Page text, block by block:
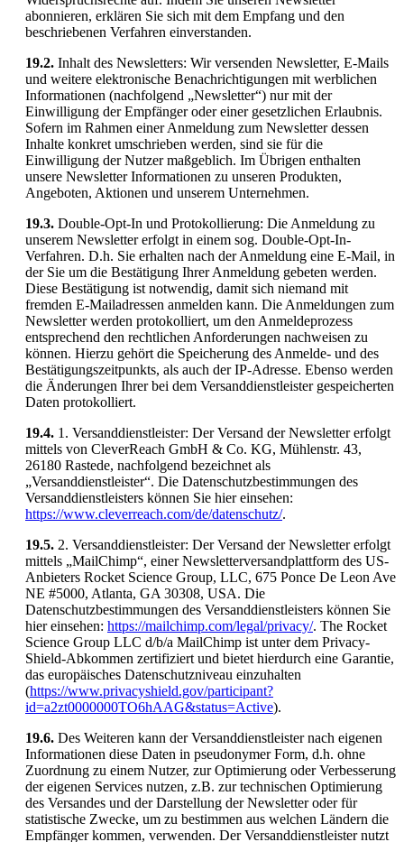
abonnieren, erklären Sie sich mit dem Empfang und den
beschriebenen Verfahren einverstanden.
19.2. Inhalt des Newsletters: Wir versenden Newsletter, E-Mails
und weitere elektronische Benachrichtigungen mit werblichen
Informationen (nachfolgend „Newsletter“) nur mit der
Einwilligung der Empfänger oder einer gesetzlichen Erlaubnis.
Sofern im Rahmen einer Anmeldung zum Newsletter dessen
Inhalte konkret umschrieben werden, sind sie für die
Einwilligung der Nutzer maßgeblich. Im Übrigen enthalten
unsere Newsletter Informationen zu unseren Produkten,
Angeboten, Aktionen und unserem Unternehmen.
19.3. Double-Opt-In und Protokollierung: Die Anmeldung zu
unserem Newsletter erfolgt in einem sog. Double-Opt-In-
Verfahren. D.h. Sie erhalten nach der Anmeldung eine E-Mail, in
der Sie um die Bestätigung Ihrer Anmeldung gebeten werden.
Diese Bestätigung ist notwendig, damit sich niemand mit
fremden E-Mailadressen anmelden kann. Die Anmeldungen zum
Newsletter werden protokolliert, um den Anmeldeprozess
entsprechend den rechtlichen Anforderungen nachweisen zu
können. Hierzu gehört die Speicherung des Anmelde- und des
Bestätigungszeitpunkts, als auch der IP-Adresse. Ebenso werden
die Änderungen Ihrer bei dem Versanddienstleister gespeicherten
Daten protokolliert.
19.4. 1. Versanddienstleister: Der Versand der Newsletter erfolgt
mittels von CleverReach GmbH & Co. KG, Mühlenstr. 43,
26180 Rastede, nachfolgend bezeichnet als
„Versanddienstleister“. Die Datenschutzbestimmungen des
Versanddienstleisters können Sie hier einsehen:
https://www.cleverreach.com/de/datenschutz/.
19.5. 2. Versanddienstleister: Der Versand der Newsletter erfolgt
mittels „MailChimp“, einer Newsletterversandplattform des US-
Anbieters Rocket Science Group, LLC, 675 Ponce De Leon Ave
NE #5000, Atlanta, GA 30308, USA. Die
Datenschutzbestimmungen des Versanddienstleisters können Sie
hier einsehen: https://mailchimp.com/legal/privacy/. The Rocket
Science Group LLC d/b/a MailChimp ist unter dem Privacy-
Shield-Abkommen zertifiziert und bietet hierdurch eine Garantie,
das europäisches Datenschutzniveau einzuhalten
(https://www.privacyshield.gov/participant?
id=a2zt0000000TO6hAAG&status=Active).
19.6. Des Weiteren kann der Versanddienstleister nach eigenen
Informationen diese Daten in pseudonymer Form, d.h. ohne
Zuordnung zu einem Nutzer, zur Optimierung oder Verbesserung
der eigenen Services nutzen, z.B. zur technischen Optimierung
des Versandes und der Darstellung der Newsletter oder für
statistische Zwecke, um zu bestimmen aus welchen Ländern die
Empfänger kommen, verwenden. Der Versanddienstleister nutzt